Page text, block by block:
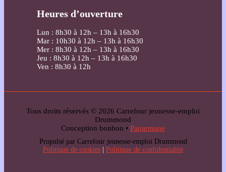
Heures d’ouverture
Lun : 8h30 à 12h – 13h à 16h30
Mar : 10h30 à 12h – 13h à 16h30
Mer : 8h30 à 12h – 13h à 16h30
Jeu : 8h30 à 12h – 13h à 16h30
Ven : 8h30 à 12h
Tous droits réservés © 2026 Carrefour jeunesse-emploi
Drummond
Conception bonbon • Paparmane
Propulsé par Carrefour jeunesse-emploi Drummond
Politique de cookies
Politique de confidentialité